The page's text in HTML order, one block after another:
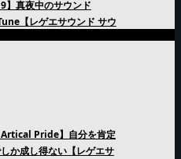
】真夜中のサウンド
【レゲエサウンド サウ
Artical Pride】自分を肯定
か成し得ない【レゲエサ